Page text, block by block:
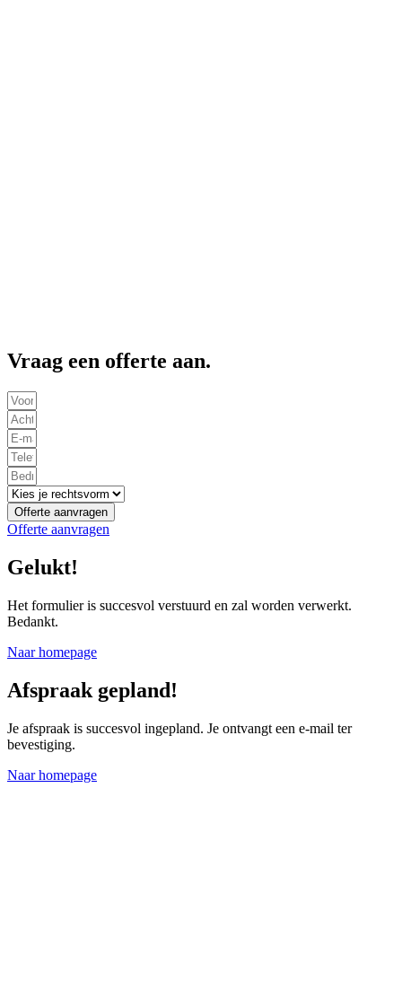
Vraag een offerte aan.
Offerte aanvragen
Offerte aanvragen
Gelukt!
Het formulier is succesvol verstuurd en zal worden verwerkt.
Bedankt.
Naar homepage
Afspraak gepland!
Je afspraak is succesvol ingepland. Je ontvangt een e-mail ter
bevestiging.
Naar homepage